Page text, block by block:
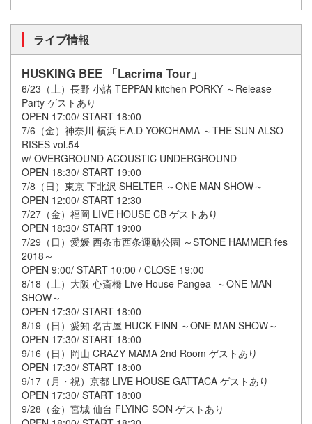
ライブ情報
HUSKING BEE 「Lacrima Tour」
6/23（土）長野 小諸 TEPPAN kitchen PORKY ～Release
Party ゲストあり
OPEN 17:00/ START 18:00
7/6（金）神奈川 横浜 F.A.D YOKOHAMA ～THE SUN ALSO
RISES vol.54
w/ OVERGROUND ACOUSTIC UNDERGROUND
OPEN 18:30/ START 19:00
7/8（日）東京 下北沢 SHELTER ～ONE MAN SHOW～
OPEN 12:00/ START 12:30
7/27（金）福岡 LIVE HOUSE CB ゲストあり
OPEN 18:30/ START 19:00
7/29（日）愛媛 西条市西条運動公園 ～STONE HAMMER fes
2018～
OPEN 9:00/ START 10:00 / CLOSE 19:00
8/18（土）大阪 心斎橋 Live House Pangea ～ONE MAN
SHOW～
OPEN 17:30/ START 18:00
8/19（日）愛知 名古屋 HUCK FINN ～ONE MAN SHOW～
OPEN 17:30/ START 18:00
9/16（日）岡山 CRAZY MAMA 2nd Room ゲストあり
OPEN 17:30/ START 18:00
9/17（月・祝）京都 LIVE HOUSE GATTACA ゲストあり
OPEN 17:30/ START 18:00
9/28（金）宮城 仙台 FLYING SON ゲストあり